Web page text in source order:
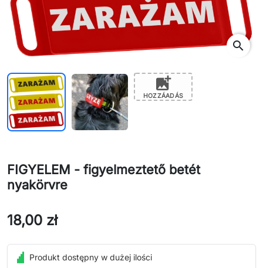
search
add_photo_alternate
HOZZÁADÁS
FIGYELEM - figyelmeztető betét
nyakörvre
18,00 zł
Produkt dostępny w dużej ilości